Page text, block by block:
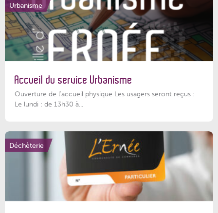
Urbanisme
Accueil du service Urbanisme
Ouverture de l'accueil physique Les usagers seront reçus :
Le lundi : de 13h30 à...
Déchèterie